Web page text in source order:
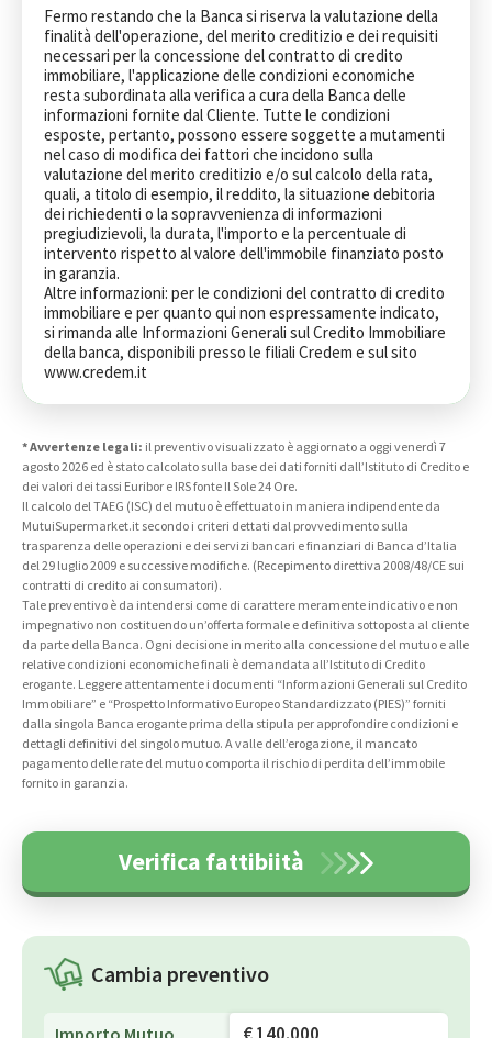
Fermo restando che la Banca si riserva la valutazione della
finalità dell'operazione, del merito creditizio e dei requisiti
necessari per la concessione del contratto di credito
immobiliare, l'applicazione delle condizioni economiche
resta subordinata alla verifica a cura della Banca delle
informazioni fornite dal Cliente. Tutte le condizioni
esposte, pertanto, possono essere soggette a mutamenti
nel caso di modifica dei fattori che incidono sulla
valutazione del merito creditizio e/o sul calcolo della rata,
quali, a titolo di esempio, il reddito, la situazione debitoria
dei richiedenti o la sopravvenienza di informazioni
pregiudizievoli, la durata, l'importo e la percentuale di
intervento rispetto al valore dell'immobile finanziato posto
in garanzia.
Altre informazioni: per le condizioni del contratto di credito
immobiliare e per quanto qui non espressamente indicato,
si rimanda alle Informazioni Generali sul Credito Immobiliare
della banca, disponibili presso le filiali Credem e sul sito
www.credem.it
* Avvertenze legali: il preventivo visualizzato è aggiornato a oggi venerdì 7
agosto 2026 ed è stato calcolato sulla base dei dati forniti dall’Istituto di Credito e
dei valori dei tassi Euribor e IRS fonte Il Sole 24 Ore.
Il calcolo del TAEG (ISC) del mutuo è effettuato in maniera indipendente da
MutuiSupermarket.it secondo i criteri dettati dal provvedimento sulla
trasparenza delle operazioni e dei servizi bancari e finanziari di Banca d’Italia
del 29 luglio 2009 e successive modifiche. (Recepimento direttiva 2008/48/CE sui
contratti di credito ai consumatori).
Tale preventivo è da intendersi come di carattere meramente indicativo e non
impegnativo non costituendo un’offerta formale e definitiva sottoposta al cliente
da parte della Banca. Ogni decisione in merito alla concessione del mutuo e alle
relative condizioni economiche finali è demandata all’Istituto di Credito
erogante. Leggere attentamente i documenti “Informazioni Generali sul Credito
Immobiliare” e “Prospetto Informativo Europeo Standardizzato (PIES)” forniti
dalla singola Banca erogante prima della stipula per approfondire condizioni e
dettagli definitivi del singolo mutuo. A valle dell’erogazione, il mancato
pagamento delle rate del mutuo comporta il rischio di perdita dell’immobile
fornito in garanzia.
Verifica fattibiità
Cambia preventivo
Importo Mutuo